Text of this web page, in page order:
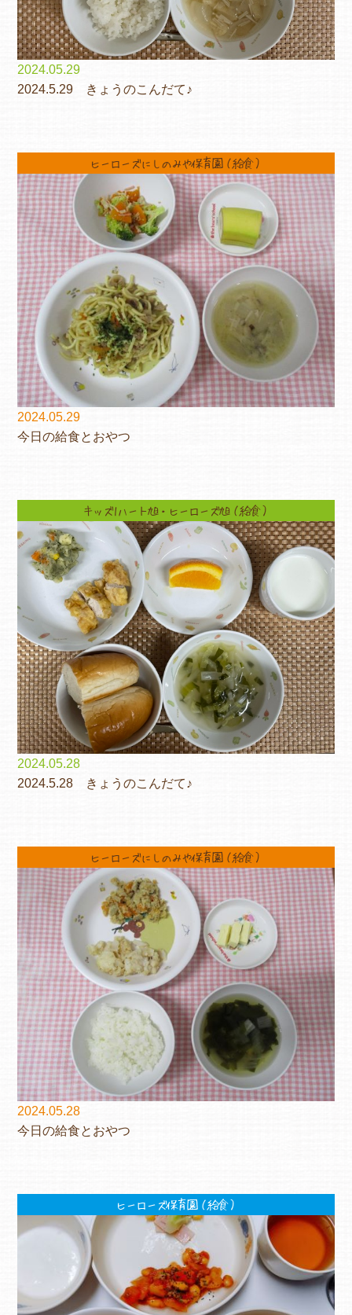
2024.05.29
2024.5.29 きょうのこんだて♪
ヒーローズにしのみや保育園（給食）
2024.05.29
今日の給食とおやつ
キッズ1ハート旭・ヒーローズ旭（給食）
2024.05.28
2024.5.28 きょうのこんだて♪
ヒーローズにしのみや保育園（給食）
2024.05.28
今日の給食とおやつ
ヒーローズ保育園（給食）